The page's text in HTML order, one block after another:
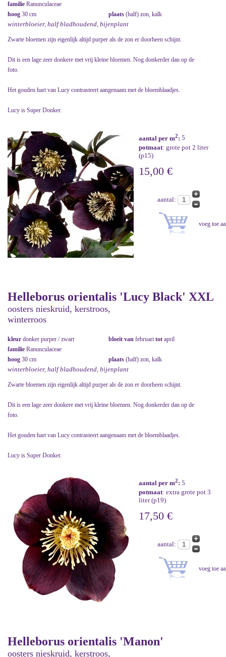
familie Ranunculaceae
hoog 30 cm plaats (half) zon, kalk
winterbloeier, half bladhoudend, bijenplant
Zwarte bloemen zijn eigenlijk altijd purper als de zon er doorheen schijnt.
Dit is een lage zeer donkere met vrij kleine bloemen. Nog donkerder dan op de
foto.
Het gouden hart van Lucy contrasteert aangenaam met de bloemblaadjes.
Lucy is Super Donker.
aantal per m2: 5
potmaat: grote pot 2 liter
(p15)
15,00 €
aantal:
Helleborus orientalis 'Lucy Black' XXL
oosters nieskruid, kerstroos,
winterroos
kleur donker purper / zwart bloeit van februari tot april
familie Ranunculaceae
hoog 30 cm plaats (half) zon, kalk
winterbloeier, half bladhoudend, bijenplant
Zwarte bloemen zijn eigenlijk altijd purper als de zon er doorheen schijnt.
Dit is een lage zeer donkere met vrij kleine bloemen. Nog donkerder dan op de
foto.
Het gouden hart van Lucy contrasteert aangenaam met de bloemblaadjes.
Lucy is Super Donker.
aantal per m2: 5
potmaat: extra grote pot 3
liter (p19)
17,50 €
aantal:
Helleborus orientalis 'Manon'
oosters nieskruid, kerstroos,